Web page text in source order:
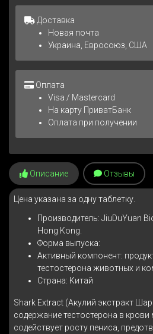
Доставка
Новая почта
Украина, Евросоюз, США
Оплата
Visa / Mastercard
На карту ПриватБанк
Оплата при получении
Описание Отзывы
Цена указана за одну таблетку.
Производитель: JiuDuYuan
Hong Kong.
Форма выпуска:
Активный компонент:
тестостерона животных и
Страна: Китай
Shark Extract (Акулий экстракт
содержание тестостерона в
содействует росту пениса,